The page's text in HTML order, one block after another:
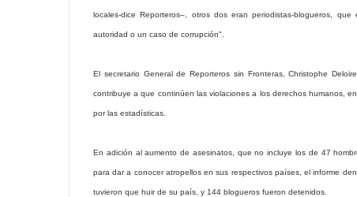
locales-dice Reporteros–, otros dos eran periodistas-blogueros,
autoridad o un caso de corrupción".
El secretario General de Reporteros sin Fronteras, Christophe
contribuye a que continúen las violaciones a los derechos humanos,
por las estadísticas.
En adición al aumento de asesinatos, que no incluye los de 47
para dar a conocer atropellos en sus respectivos países, el informe
tuvieron que huir de su país, y 144 blogueros fueron detenidos.